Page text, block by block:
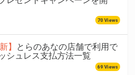
70 Views
】
とらのあなの店舗で利用で
シュレス支払方法一覧
69 Views